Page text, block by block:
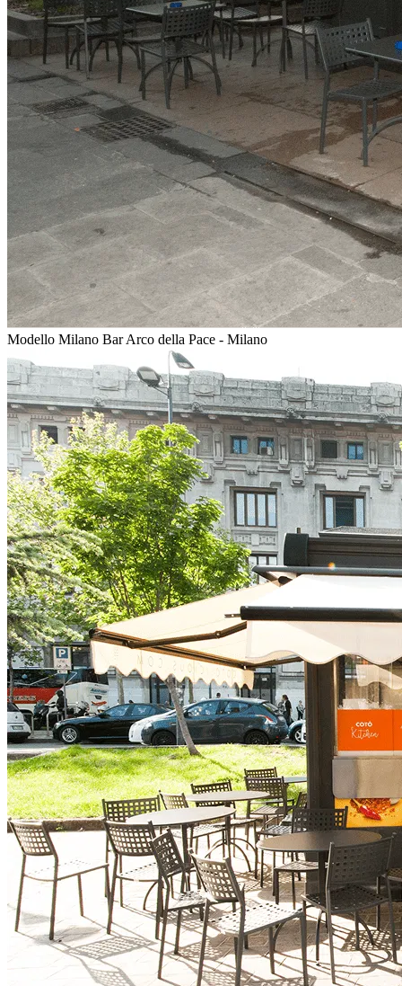
Modello Milano BarArco della Pace - Milano